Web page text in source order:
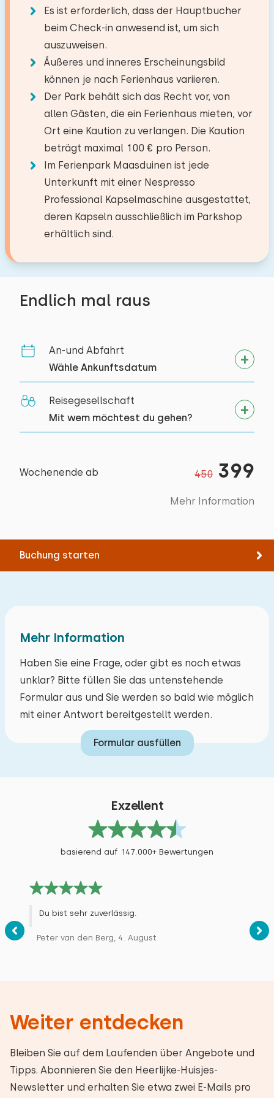
Endlich mal raus
Anzahl der Erwachsene − +
Anzahl der Kinder − +
Anzahl der Babys − +
Anzahl der Haustiere − +
Löschen Verwenden
An-und Abfahrt
Wähle Ankunftsdatum
Reisegesellschaft
Mit wem möchtest du gehen?
Wochenende ab 450 399
Mehr Information
Buchung starten
Es ist erforderlich, dass der Hauptbucher
beim Check-in anwesend ist, um sich
auszuweisen.
Äußeres und inneres Erscheinungsbild
können je nach Ferienhaus variieren.
Der Park behält sich das Recht vor, von
allen Gästen, die ein Ferienhaus mieten, vor
Ort eine Kaution zu verlangen. Die Kaution
beträgt maximal 100 € pro Person.
Im Ferienpark Maasduinen ist jede
Unterkunft mit einer Nespresso
Professional Kapselmaschine ausgestattet,
deren Kapseln ausschließlich im Parkshop
erhältlich sind.
TV
Küche
Kombi Backofen/Mikrowelle
Geschirrspüler
Wasserkocher
Draußen
Garten
Zugänglichkeit
Bett: Einzel
Abmessungen: 80 x 200
Bettdecke(n): Einzelbettdecke
Schlafzimmer
Boden:
Erdgeschoss
Schlafplätze: 2
Bett: Doppel
Abmessungen: 160 x 200
Bettdecke(n): Einzelbettdecke
Boden:
Erdgeschoss
Einrichtungen:
Waschen-Handbassin
Toilet
DuschKabine
Restaurant
0,0 km
Dorf/Stadtzentrum
Wald
Freizeitsee
0,0 km
Angelgewässer
22,3 km
Golfplatz
10,6 km
Nationalpark
28,5 km
Vergnügungspark
27,2 km
Zugbahnhof
Bushaltestelle
Rad fahren
Schwimmen
Mehr Information
Haben Sie eine Frage, oder gibt es noch etwas
unklar? Bitte füllen Sie das untenstehende
Formular aus und Sie werden so bald wie möglich
mit einer Antwort bereitgestellt werden.
Formular ausfüllen
können es für einen zukünftigen Besuch
wärmstens empfehlen. Mit freundlichen
Grüßen, Familie Van Gils.
Juli 2025
8,3
Gerard Kalverla
Juni 2025
9,0
W.F. Wols van der Wel
Exzellent
basierend auf 147.000+ Bewertungen
Du bist sehr zuverlässig.
Peter van den Berg, 4. August
Weiter entdecken
Bleiben Sie auf dem Laufenden über Angebote und
Tipps. Abonnieren Sie den Heerlijke-Huisjes-
Newsletter und erhalten Sie etwa zwei E-Mails pro